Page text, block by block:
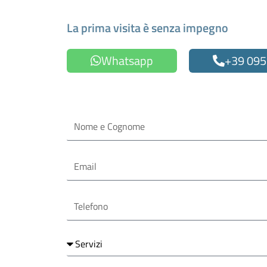
La prima visita è senza impegno
Whatsapp
+39
Cognome
Servizi